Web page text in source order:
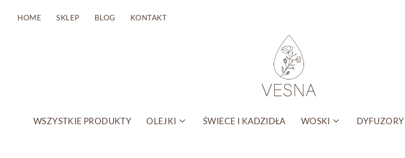
HOME SKLEP BLOG KONTAKT
WSZYSTKIE PRODUKTY OLEJKI ŚWIECE I KADZIDŁA WOSKI DYFUZORY